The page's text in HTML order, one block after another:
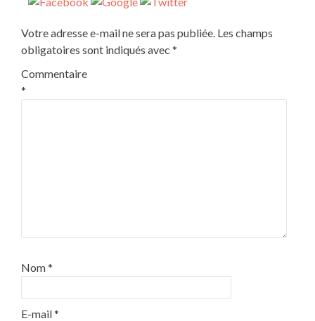
Votre adresse e-mail ne sera pas publiée. Les champs
obligatoires sont indiqués avec *
Commentaire
*
Nom*
E-mail*